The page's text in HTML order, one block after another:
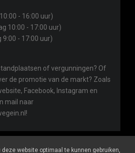
- 16:00 uur)
10:00 - 17:00 uur)
- 17:00 uur)
of vergunningen? Of
de promotie van de markt? Zoals
Facebook, Instagram en
mail naar
website optimaal te kunnen gebruiken,